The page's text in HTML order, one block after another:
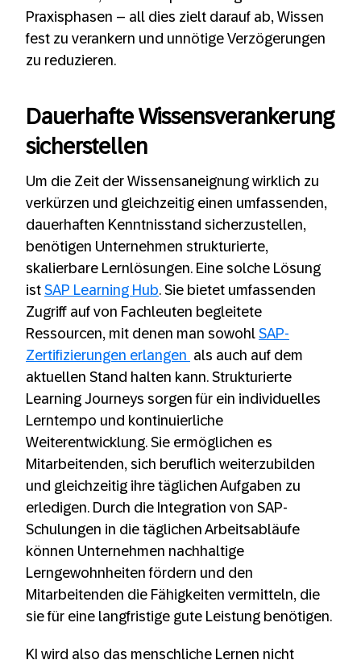
Praxisphasen – all dies zielt darauf ab, Wissen
fest zu verankern und unnötige Verzögerungen
zu reduzieren.
Dauerhafte Wissensverankerung
sicherstellen
Um die Zeit der Wissensaneignung wirklich zu
verkürzen und gleichzeitig einen umfassenden,
dauerhaften Kenntnisstand sicherzustellen,
benötigen Unternehmen strukturierte,
skalierbare Lernlösungen. Eine solche Lösung
ist SAP Learning Hub. Sie bietet umfassenden
Zugriff auf von Fachleuten begleitete
Ressourcen, mit denen man sowohl SAP-
Zertifizierungen erlangen als auch auf dem
aktuellen Stand halten kann. Strukturierte
Learning Journeys sorgen für ein individuelles
Lerntempo und kontinuierliche
Weiterentwicklung. Sie ermöglichen es
Mitarbeitenden, sich beruflich weiterzubilden
und gleichzeitig ihre täglichen Aufgaben zu
erledigen. Durch die Integration von SAP-
Schulungen in die täglichen Arbeitsabläufe
können Unternehmen nachhaltige
Lerngewohnheiten fördern und den
Mitarbeitenden die Fähigkeiten vermitteln, die
sie für eine langfristige gute Leistung benötigen.
KI wird also das menschliche Lernen nicht